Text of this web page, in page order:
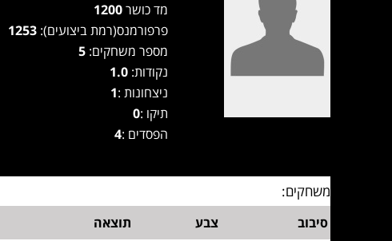
מד כושר1200
פרפורמנס(רמת ביצועים): 1253
מספר משחקים: 5
נקודות:1.0
ניצחונות :1
תיקו :0
הפסדים :4
משחקים:
סיבוב צבע תוצאה